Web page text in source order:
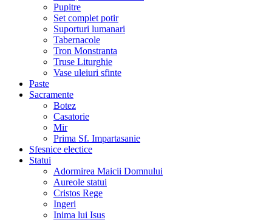
Pupitre
Set complet potir
Suporturi lumanari
Tabernacole
Tron Monstranta
Truse Liturghie
Vase uleiuri sfinte
Paste
Sacramente
Botez
Casatorie
Mir
Prima Sf. Impartasanie
Sfesnice electice
Statui
Adormirea Maicii Domnului
Aureole statui
Cristos Rege
Ingeri
Inima lui Isus